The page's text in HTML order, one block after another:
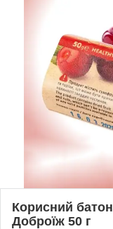
Корисний
Доброїж 50 г